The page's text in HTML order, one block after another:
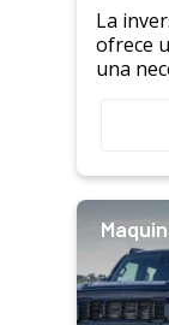
La
ofrece
una